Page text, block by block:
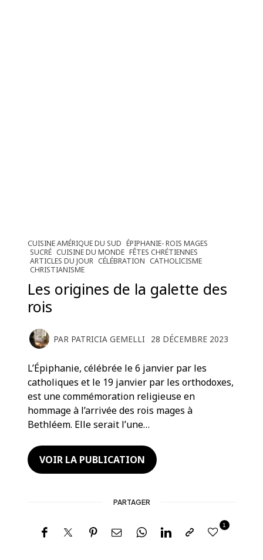
CUISINE AMÉRIQUE DU SUD ÉPIPHANIE- ROIS MAGES
SUCRÉ CUISINE DU MONDE FÊTES CHRÉTIENNES
ARTICLES DU JOUR CÉLÉBRATION CATHOLICISME
CHRISTIANISME
Les origines de la galette des
rois
PAR PATRICIA GEMELLI 28 DÉCEMBRE 2023
L’Épiphanie, célébrée le 6 janvier par les
catholiques et le 19 janvier par les orthodoxes,
est une commémoration religieuse en
hommage à l’arrivée des rois mages à
Bethléem. Elle serait l’une…
VOIR LA PUBLICATION
PARTAGER
1